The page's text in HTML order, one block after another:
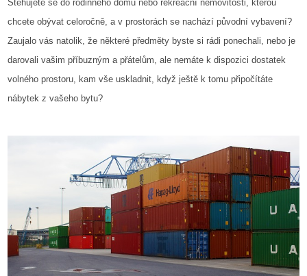
Stěhujete se do rodinného domu nebo rekreační nemovitosti, kterou
chcete obývat celoročně, a v prostorách se nachází původní vybavení?
Zaujalo vás natolik, že některé předměty byste si rádi ponechali, nebo je
darovali vašim příbuzným a přátelům, ale nemáte k dispozici dostatek
volného prostoru, kam vše uskladnit, když ještě k tomu připočítáte
nábytek z vašeho bytu?